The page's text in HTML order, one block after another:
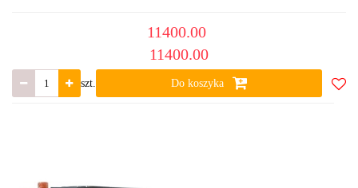
11400.00
11400.00
szt. Do koszyka